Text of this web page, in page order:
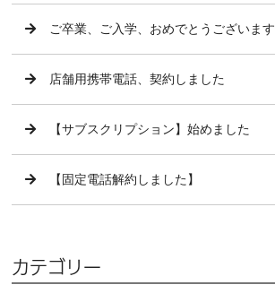
ご卒業、ご入学、おめでとうございます
店舗用携帯電話、契約しました
【サブスクリプション】始めました
【固定電話解約しました】
カテゴリー